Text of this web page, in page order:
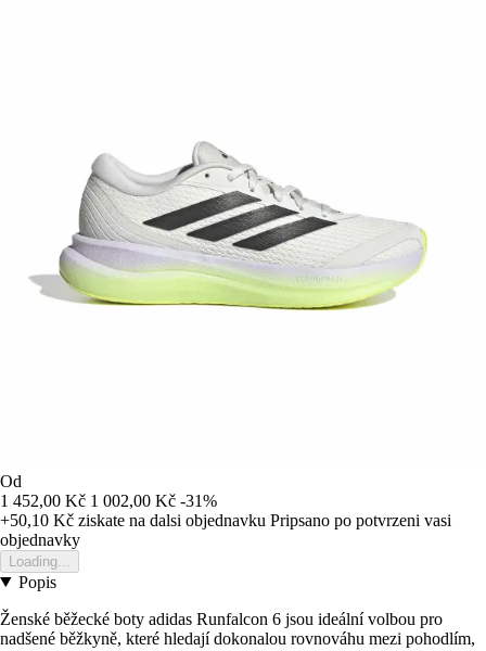
Od
1 452,00 Kč 1 002,00 Kč -31%
+50,10 Kč ziskate na dalsi objednavku Pripsano po potvrzeni vasi
objednavky
Loading...
Popis
Ženské běžecké boty adidas Runfalcon 6 jsou ideální volbou pro
nadšené běžkyně, které hledají dokonalou rovnováhu mezi pohodlím,